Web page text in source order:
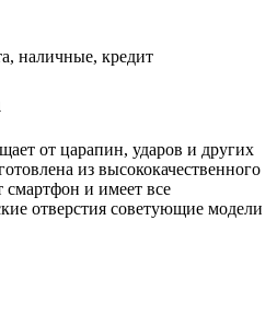
наличные, кредит
от царапин, ударов и других
из высококачественного
смартфон и имеет все
отверстия советующие модели